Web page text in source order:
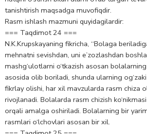
tanishtirish maqsadga muvofiqdir.
Rasm ishlash mazmuni quyidagilardir:
=== Taqdimot 24 ===
N.K.Krupskayaning fikricha, “Bolaga
mehnatni sevishdan, uni e’zozlashdan
mashg‘ulotlarni o‘tkazish asosan
asosida olib boriladi, shunda ularning
fikrlay olishi, har xil mavzularda rasm chiza
rivojlanadi. Bolalarda rasm chizish
orqali amalga oshiriladi. Bolalarning bir
rasmlari o‘lchovlari asosan bir xil.